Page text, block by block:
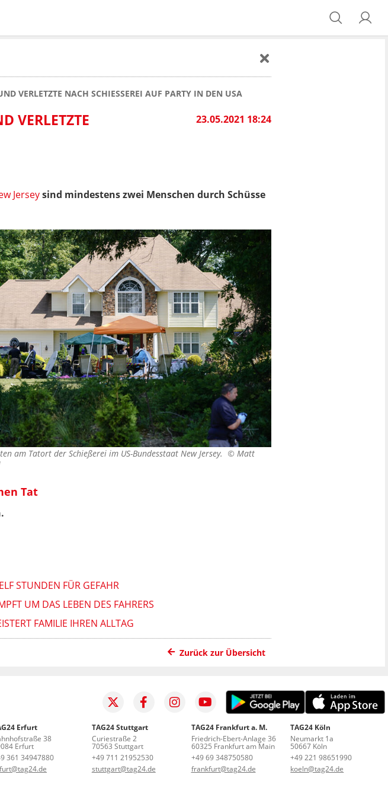
VERLETZTE NACH SCHIESSEREI AUF PARTY IN DEN USA
23.05.2021 18:24
VERLETZTE
Jerseysind mindestens zwei Menschen durch Schüsse
am Tatort der Schießerei im US-Bundesstaat New Jersey. © Matt
Tat
STUNDEN FÜR GEFAHR
UM DAS LEBEN DES FAHRERS
FAMILIE IHREN ALLTAG
Zurück zur Übersicht
Erfurt
38
Erfurt
361 34947880
TAG24 Stuttgart
Curiestraße 2
70563 Stuttgart
+49 711 21952530
stuttgart@tag24.de
TAG24 Frankfurt a. M.
Friedrich-Ebert-Anlage 36
60325 Frankfurt am Main
+49 69 348750580
frankfurt@tag24.de
TAG24 Köln
Neumarkt 1a
50667 Köln
+49 221 98651990
koeln@tag24.de